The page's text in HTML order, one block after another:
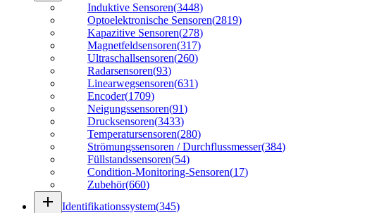
Induktive Sensoren(3448)
Optoelektronische Sensoren(2819)
Kapazitive Sensoren(278)
Magnetfeldsensoren(317)
Ultraschallsensoren(260)
Radarsensoren(93)
Linearwegsensoren(631)
Encoder(1709)
Neigungssensoren(91)
Drucksensoren(3433)
Temperatursensoren(280)
Strömungssensoren / Durchflussmesser(384)
Füllstandssensoren(54)
Condition-Monitoring-Sensoren(17)
Zubehör(660)
add Identifikationssystem(345)